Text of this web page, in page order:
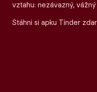
vztahu: nezávazný,
Stáhni si apku Tinder